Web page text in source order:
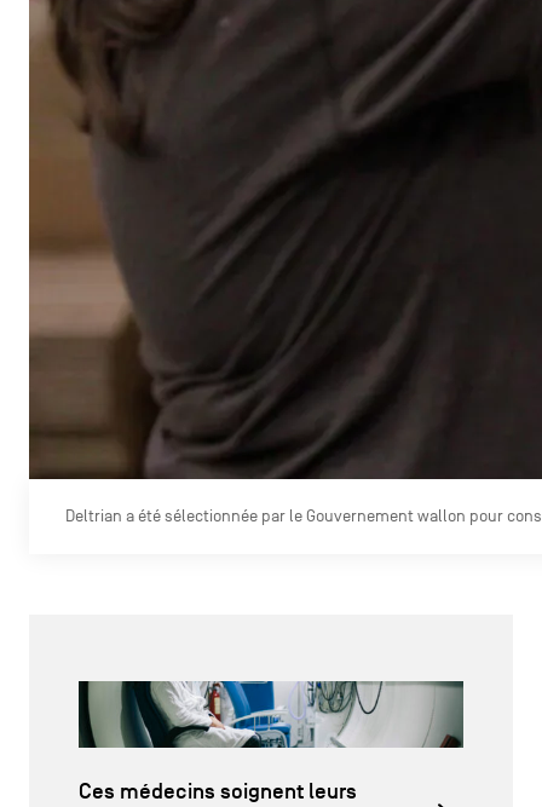
Deltrian a été sélectionnée par le Gouvernement wallon pour
Ces médecins soignent leurs